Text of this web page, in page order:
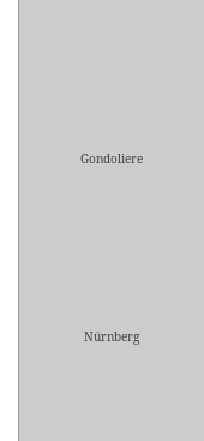
Gondoliere
Nürnberg